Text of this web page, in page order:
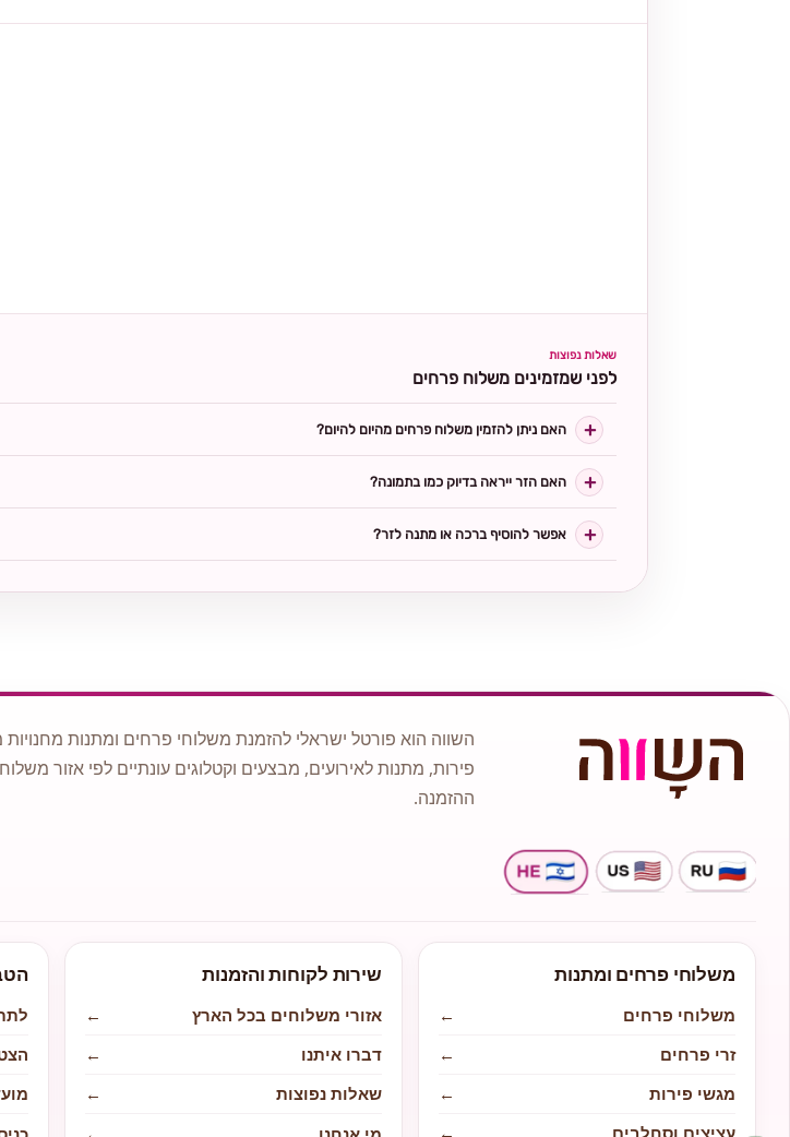
שאלות נפוצות
לפני שמזמינים משלוח פרחים
האם ניתן להזמין משלוח פרחים מהיום להיום?
האם הזר ייראה בדיוק כמו בתמונה?
אפשר להוסיף ברכה או מתנה לזר?
השווה הוא פורטל ישראלי להזמנת משלוחי פרחים ומתנות
פירות, מתנות לאירועים, מבצעים וקטלוגים עונתיים לפי אזור
ההזמנה.
משלוחי פרחים ומתנות
משלוחי פרחים
←
זרי פרחים
←
מגשי פירות
←
שירות לקוחות והזמנות
אזורי משלוחים בכל הארץ
←
דברו איתנו
←
שאלות נפוצות
←